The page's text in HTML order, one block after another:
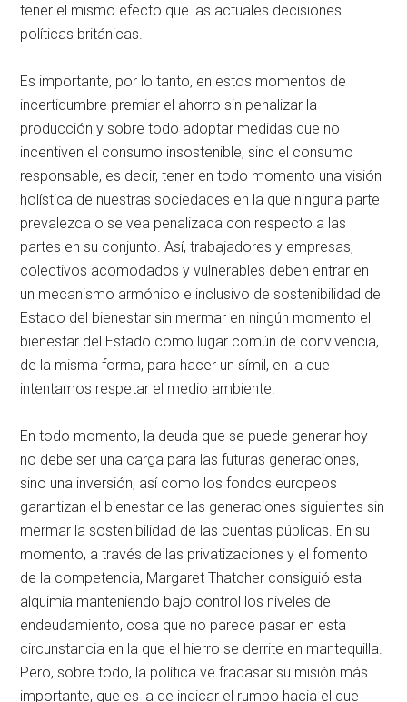
tener el mismo efecto que las actuales decisiones
políticas británicas.
Es importante, por lo tanto, en estos momentos de
incertidumbre premiar el ahorro sin penalizar la
producción y sobre todo adoptar medidas que no
incentiven el consumo insostenible, sino el consumo
responsable, es decir, tener en todo momento una visión
holística de nuestras sociedades en la que ninguna parte
prevalezca o se vea penalizada con respecto a las
partes en su conjunto. Así, trabajadores y empresas,
colectivos acomodados y vulnerables deben entrar en
un mecanismo armónico e inclusivo de sostenibilidad del
Estado del bienestar sin mermar en ningún momento el
bienestar del Estado como lugar común de convivencia,
de la misma forma, para hacer un símil, en la que
intentamos respetar el medio ambiente.
En todo momento, la deuda que se puede generar hoy
no debe ser una carga para las futuras generaciones,
sino una inversión, así como los fondos europeos
garantizan el bienestar de las generaciones siguientes sin
mermar la sostenibilidad de las cuentas públicas. En su
momento, a través de las privatizaciones y el fomento
de la competencia, Margaret Thatcher consiguió esta
alquimia manteniendo bajo control los niveles de
endeudamiento, cosa que no parece pasar en esta
circunstancia en la que el hierro se derrite en mantequilla.
Pero, sobre todo, la política ve fracasar su misión más
importante, que es la de indicar el rumbo hacia el que